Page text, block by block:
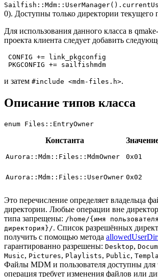
0). Доступны только директории текущего
Для использования данного класса в
проекта клиента следует добавить
CONFIG += link_pkgconfig
и затем #include <mdm-files.h>.
Описание типов класса
enum Files
Константа
Aurora::Mdm::Files::MdmOwner 0x01
Aurora::Mdm::Files::UserOwner 0x02
Это перечисление определяет владельца
директории. Любые операции вне
типа запрещены: /home/{имя
директория}/. Список разрешённых
получить с помощью метода
гарантированно разрешены: Desktop,
Music, Pictures, Playlists, Public,
Файлы MDM и пользователя доступны для
операция требует изменения файлов или